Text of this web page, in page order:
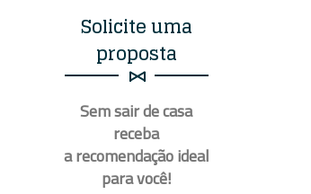
Solicite uma
proposta
Sem sair de casa
receba
a recomendação ideal
paravocê!